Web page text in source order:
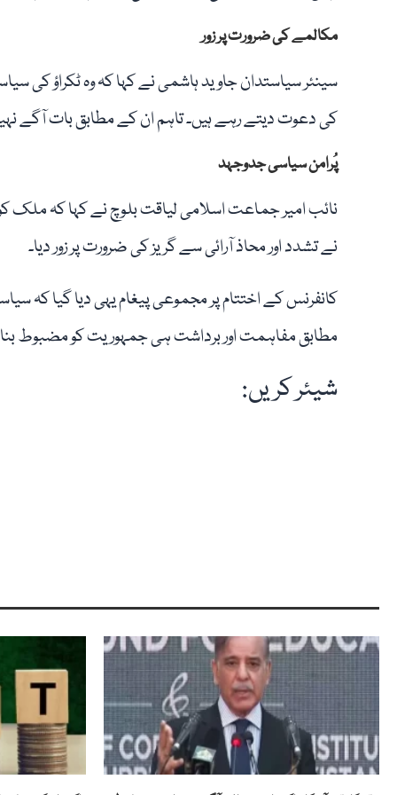
مکالمے کی ضرورت پر زور
سینئر سیاستدان جاوید ہاشمی نے کہا کہ وہ ٹکراؤ کی
کی دعوت دیتے رہے ہیں۔ تاہم ان کے مطابق بات آگے
پُرامن سیاسی جدوجہد
نائب امیر جماعت اسلامی لیاقت بلوچ نے کہا کہ ملک
نے تشدد اور محاذ آرائی سے گریز کی ضرورت پر زور دیا۔
کانفرنس کے اختتام پر مجموعی پیغام یہی دیا گیا کہ
مطابق مفاہمت اور برداشت ہی جمہوریت کو مضبوط
شیئر کریں: